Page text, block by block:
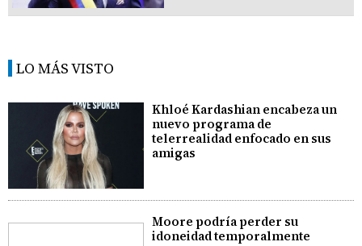
LO MÁS VISTO
Khloé Kardashian encabeza un
nuevo programa de
telerrealidad enfocado en sus
amigas
Moore podría perder su
idoneidad temporalmente